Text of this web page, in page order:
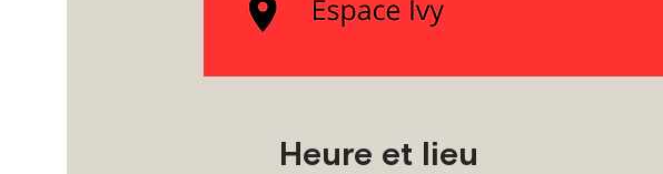
Heure et lieu